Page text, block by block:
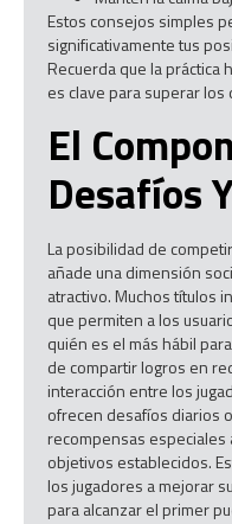
Estos consejos simples
significativamente tus
Recuerda que la práctica
es clave para superar
El
Desafíos
La posibilidad de
añade una dimensión
atractivo. Muchos títulos
que permiten a los
quién es el más hábil
de compartir logros en
interacción entre los
ofrecen desafíos diarios
recompensas
objetivos establecidos.
los jugadores a mejorar
para alcanzar el primer